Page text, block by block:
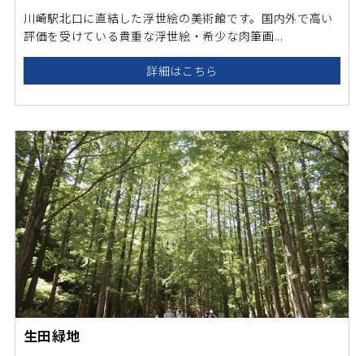
川崎駅北口に直結した浮世絵の美術館です。国内外で高い
評価を受けている貴重な浮世絵・希少な肉筆画...
詳細はこちら
生田緑地